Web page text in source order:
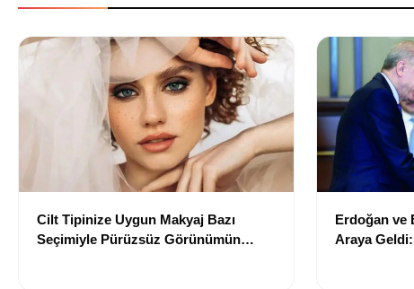
Cilt Tipinize Uygun Makyaj Bazı
Seçimiyle Pürüzsüz Görünümün
Erdoğan ve
Araya